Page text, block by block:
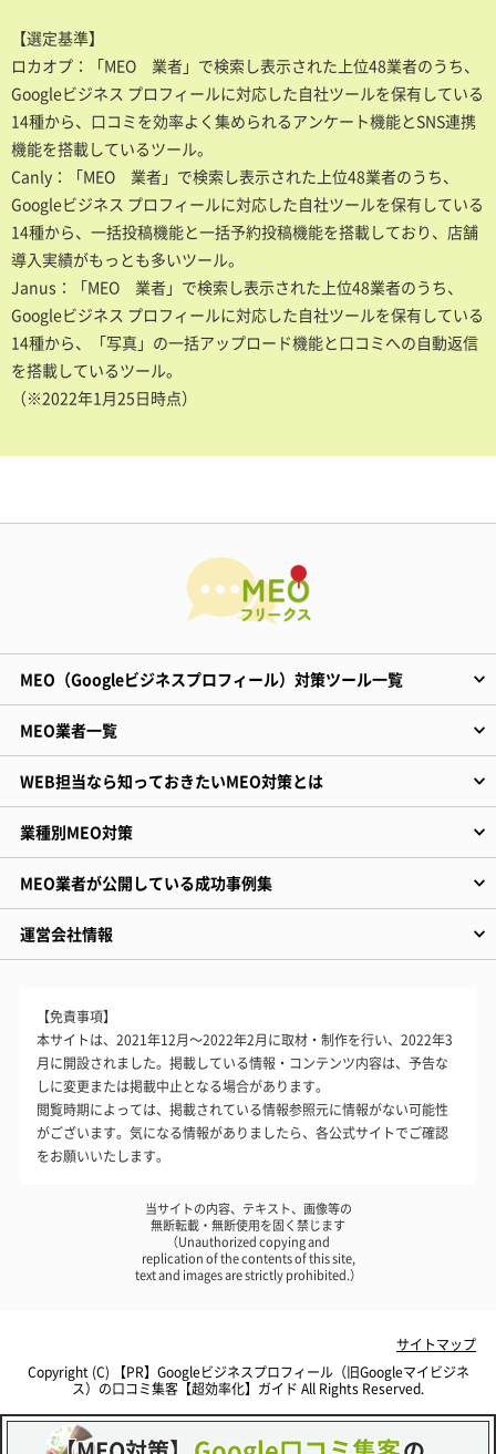
【選定基準】
ロカオプ：「MEO 業者」で検索し表示された上位48業者のうち、
Googleビジネス プロフィールに対応した自社ツールを保有している
14種から、口コミを効率よく集められるアンケート機能とSNS連携
機能を搭載しているツール。
Canly：「MEO 業者」で検索し表示された上位48業者のうち、
Googleビジネス プロフィールに対応した自社ツールを保有している
14種から、一括投稿機能と一括予約投稿機能を搭載しており、店舗
導入実績がもっとも多いツール。
Janus：「MEO 業者」で検索し表示された上位48業者のうち、
Googleビジネス プロフィールに対応した自社ツールを保有している
14種から、「写真」の一括アップロード機能と口コミへの自動返信
を搭載しているツール。
（※2022年1月25日時点）
MEO（Googleビジネスプロフィール）対策ツール一覧
MEO業者一覧
WEB担当なら知っておきたいMEO対策とは
業種別MEO対策
MEO業者が公開している成功事例集
運営会社情報
【免責事項】
本サイトは、2021年12月～2022年2月に取材・制作を行い、2022年3
月に開設されました。掲載している情報・コンテンツ内容は、予告な
しに変更または掲載中止となる場合があります。
閲覧時期によっては、掲載されている情報参照元に情報がない可能性
がございます。気になる情報がありましたら、各公式サイトでご確認
をお願いいたします。
当サイトの内容、テキスト、画像等の
無断転載・無断使用を固く禁じます
（Unauthorized copying and
replication of the contents of this site,
text and images are strictly prohibited.）
サイトマップ
Copyright (C)
Googleビジネスプロフィール（旧Googleマイビジネ
ス）の口コミ集客【超効率化】ガイド All Rights Reserved.